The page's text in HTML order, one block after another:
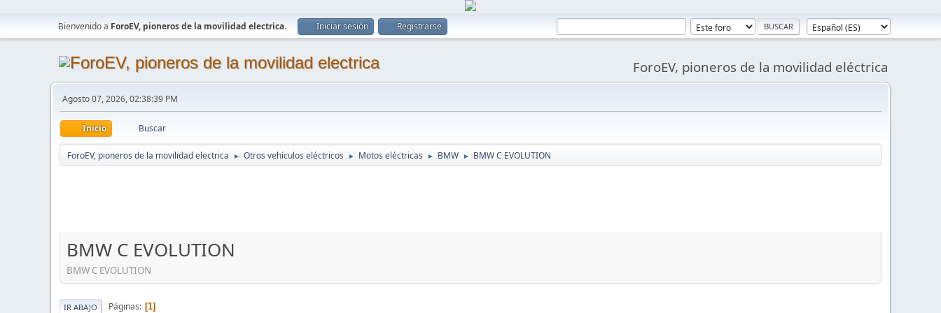
Bienvenido a ForoEV, pioneros de la movilidad electrica. Iniciar sesión Registrarse
ForoEV, pioneros de la movilidad eléctrica
Agosto 07, 2026, 02:38:39 PM
Inicio Buscar
ForoEV, pioneros de la movilidad electrica ► Otros vehículos eléctricos ► Motos eléctricas ► BMW ► BMW C EVOLUTION
BMW C EVOLUTION
BMW C EVOLUTION
IR ABAJO Páginas 1